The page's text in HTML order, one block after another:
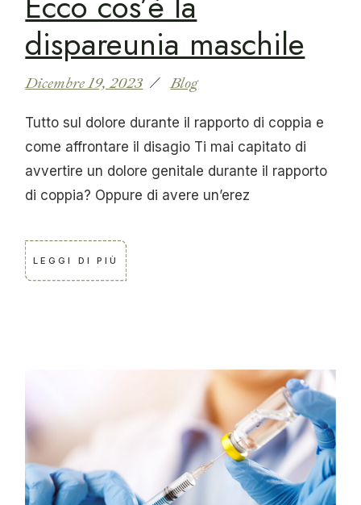
dispareunia maschile
Dicembre 19, 2023 Blog
Tutto sul dolore durante il rapporto di coppia e
come affrontare il disagio Ti mai capitato di
avvertire un dolore genitale durante il rapporto
di coppia? Oppure di avere un’erez
LEGGI DI PIÙ